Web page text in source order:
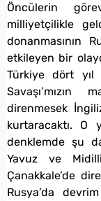
Öncülerin
milliyetçilikle
donanmasının
etkileyen bir
Türkiye dört yıl
direnmesek
kurtaracaktı.
denklemde şu
Yavuz ve
Çanakkale’de
Rusya’da